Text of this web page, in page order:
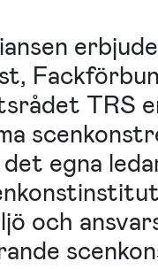
TRS
egna
och